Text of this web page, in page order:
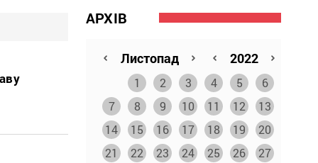
АРХІВ
1 2 3 4 5
6
7
8 9 10 11 12
13
14
15 16 17 18 19
20
21
22 23 24 25 26
27